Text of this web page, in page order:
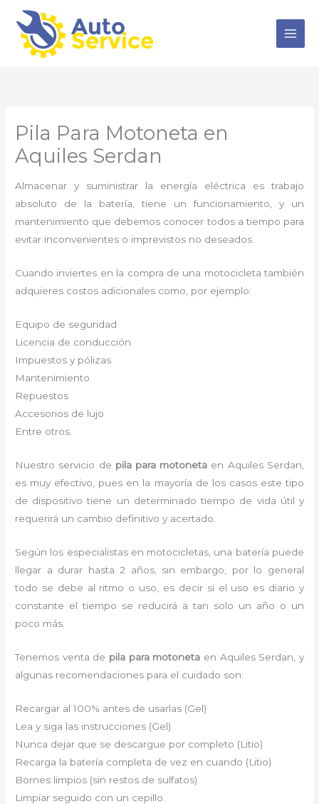
contenido
Pila Para Motoneta en
Aquiles Serdan
Almacenar y suministrar la energía eléctrica es trabajo
absoluto de la batería, tiene un funcionamiento, y un
mantenimiento que debemos conocer todos a tiempo para
evitar inconvenientes o imprevistos no deseados.
Cuando inviertes en la compra de una motocicleta también
adquieres costos adicionales como, por ejemplo:
Equipo de seguridad
Licencia de conducción
Impuestos y pólizas
Mantenimiento
Repuestos
Accesorios de lujo
Entre otros.
Nuestro servicio de pila para motoneta en Aquiles Serdan,
es muy efectivo, pues en la mayoría de los casos este tipo
de dispositivo tiene un determinado tiempo de vida útil y
requerirá un cambio definitivo y acertado.
Según los especialistas en motocicletas, una batería puede
llegar a durar hasta 2 años, sin embargo, por lo general
todo se debe al ritmo o uso, es decir si el uso es diario y
constante el tiempo se reducirá a tan solo un año o un
poco más.
Tenemos venta de pila para motoneta en Aquiles Serdan, y
algunas recomendaciones para el cuidado son:
Recargar al 100% antes de usarlas (Gel)
Lea y siga las instrucciones (Gel)
Nunca dejar que se descargue por completo (Litio)
Recarga la batería completa de vez en cuando (Litio)
Bornes limpios (sin restos de sulfatos)
Limpiar seguido con un cepillo.